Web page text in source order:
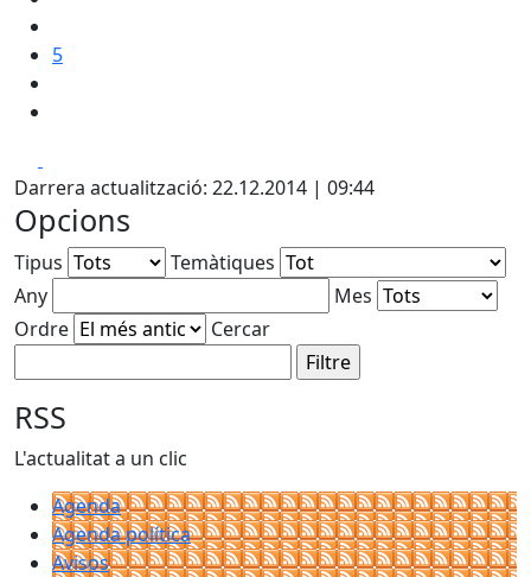
5
Darrera actualització: 22.12.2014 | 09:44
Opcions
Tipus
Temàtiques
Any
Mes
Ordre
Cercar
RSS
L'actualitat a un clic
Agenda
Agenda política
Avisos